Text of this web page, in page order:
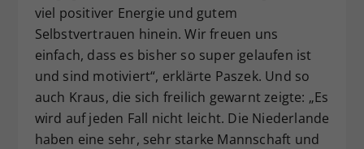
viel positiver Energie und gutem
Selbstvertrauen hinein. Wir freuen uns
einfach, dass es bisher so super gelaufen ist
und sind motiviert“, erklärte Paszek. Und so
auch Kraus, die sich freilich gewarnt zeigte: „Es
wird auf jeden Fall nicht leicht. Die Niederlande
haben eine sehr, sehr starke Mannschaft und